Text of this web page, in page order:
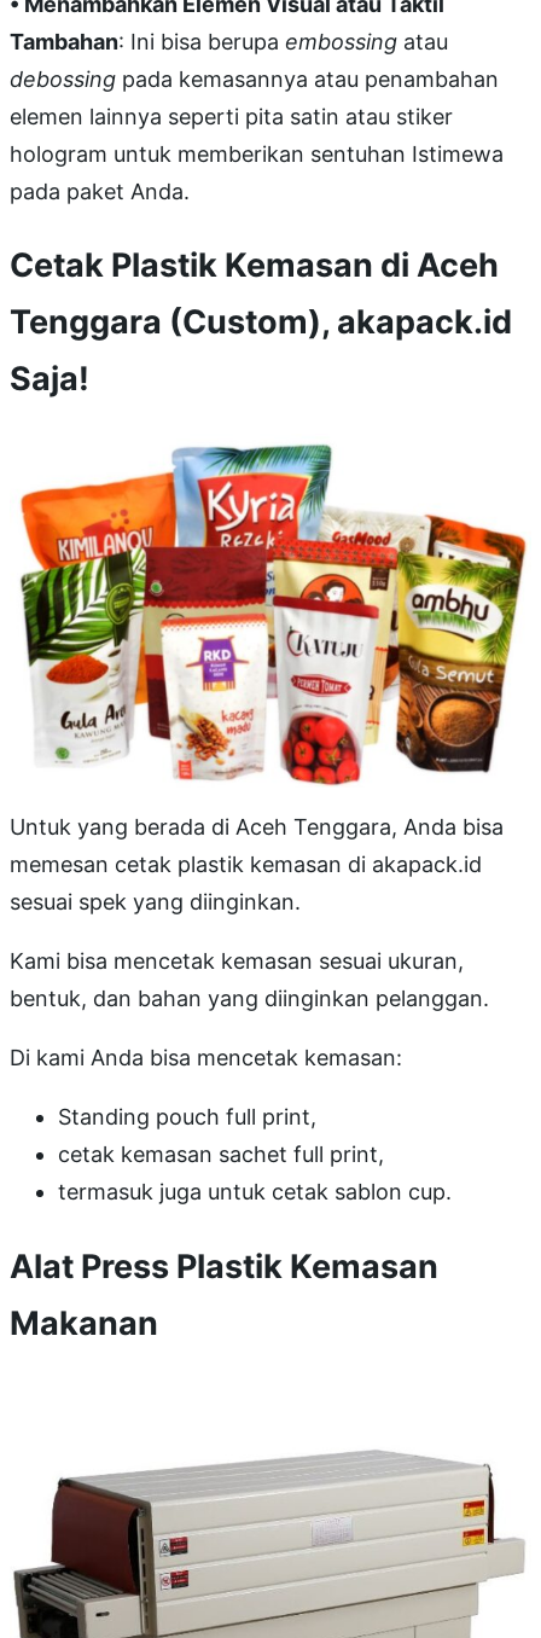
Tambahan: Ini bisa berupa embossing atau
debossing pada kemasannya atau penambahan
elemen lainnya seperti pita satin atau stiker
hologram untuk memberikan sentuhan Istimewa
pada paket Anda.
Cetak Plastik Kemasan di Aceh
Tenggara (Custom), akapack.id
Saja!
Untuk yang berada di Aceh Tenggara, Anda bisa
memesan cetak plastik kemasan di akapack.id
sesuai spek yang diinginkan.
Kami bisa mencetak kemasan sesuai ukuran,
bentuk, dan bahan yang diinginkan pelanggan.
Di kami Anda bisa mencetak kemasan:
Standing pouch full print,
cetak kemasan sachet full print,
termasuk juga untuk cetak sablon cup.
Alat Press Plastik Kemasan
Makanan